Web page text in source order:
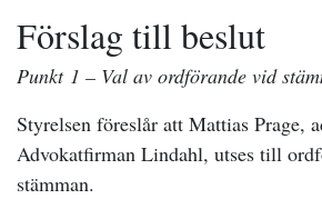
Förslag till beslut
Punkt 1 – Val av ordförande vid
Styrelsen föreslår att Mattias Prage,
Advokatfirman Lindahl, utses till
stämman.